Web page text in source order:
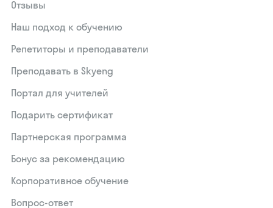
Отзывы
Наш подход к обучению
Репетиторы и преподаватели
Преподавать в Skyeng
Портал для учителей
Подарить сертификат
Партнерская программа
Бонус за рекомендацию
Корпоративное обучение
Вопрос-ответ